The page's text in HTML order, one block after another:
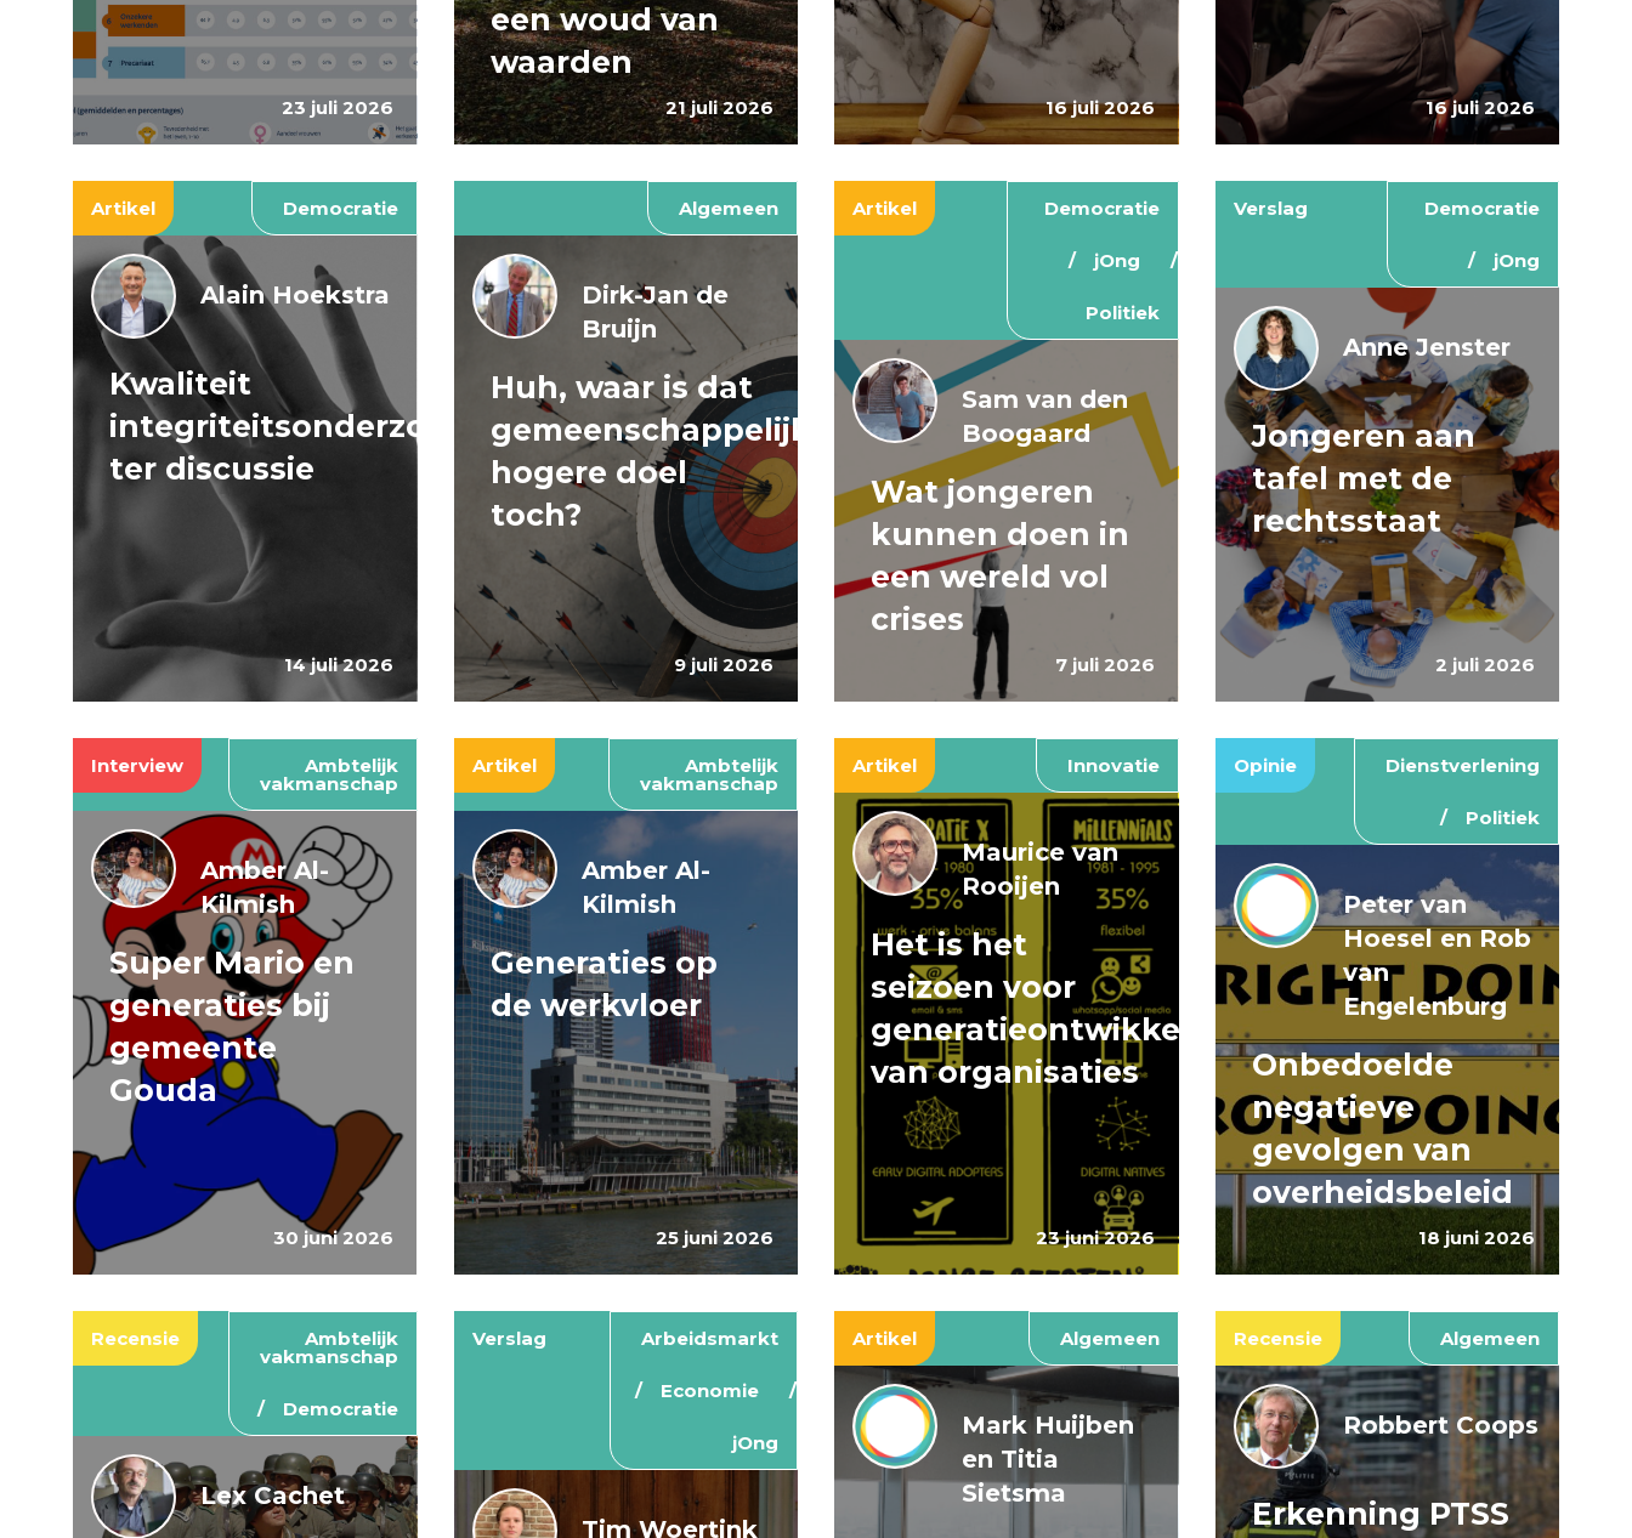
23 juli 2026 21 juli 2026
een woud van
waarden
16 juli 2026 16 juli 2026
Artikel Democratie
14 juli 2026
Alain Hoekstra
Kwaliteit
integriteitsonderzoeken
ter discussie
Algemeen
9 juli 2026
Dirk-Jan de
Bruijn
Huh, waar is dat
gemeenschappelijke
hogere doel
toch?
Artikel Democratie
jOng
Politiek
7 juli 2026
Sam van den
Boogaard
Wat jongeren
kunnen doen in
een wereld vol
crises
Verslag Democratie
jOng
2 juli 2026
Anne Jenster
Jongeren aan
tafel met de
rechtsstaat
Interview Ambtelijk
vakmanschap
30 juni 2026
Amber Al-
Kilmish
Super Mario en
generaties bij
gemeente
Gouda
Artikel Ambtelijk
vakmanschap
25 juni 2026
Amber Al-
Kilmish
Generaties op
de werkvloer
Artikel Innovatie
23 juni 2026
Maurice van
Rooijen
Het is het
seizoen voor
generatieontwikkeling
van organisaties
Opinie Dienstverlening
Politiek
18 juni 2026
Peter van
Hoesel en Rob
van
Engelenburg
Onbedoelde
negatieve
gevolgen van
overheidsbeleid
Recensie Ambtelijk
vakmanschap
Democratie
Lex Cachet
Verslag Arbeidsmarkt
Economie
jOng
Tim Woertink
Artikel Algemeen
Mark Huijben
en Titia
Sietsma
Recensie Algemeen
Robbert Coops
Erkenning PTSS